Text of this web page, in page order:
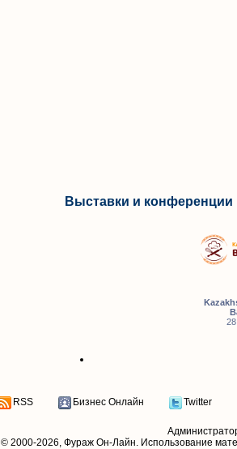
Выставки и конференции
RSS Бизнес Онлайн Twitter
© 2000-2026, Фураж Он-Лайн. Использование